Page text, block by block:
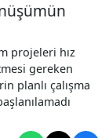
projeleri hız
gereken
planlı çalışma